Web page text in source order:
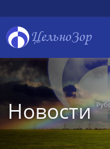
ЦельноЗор
Новости